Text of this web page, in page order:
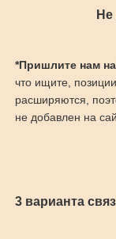
Не
*Пришлите нам на
что ищите,
расширяются,
не добавлен на
3 варианта